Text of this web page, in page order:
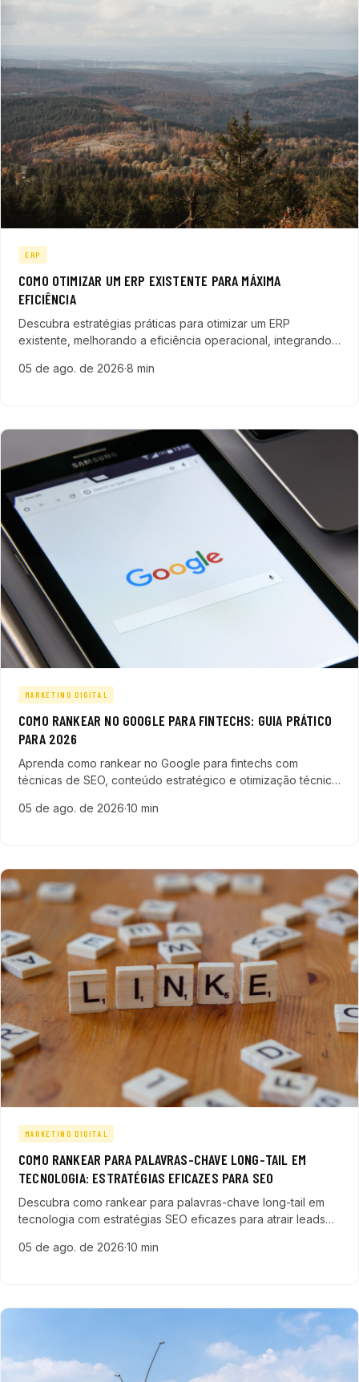
ERP
COMO OTIMIZAR UM ERP EXISTENTE PARA MÁXIMA
EFICIÊNCIA
Descubra estratégias práticas para otimizar um ERP
existente, melhorando a eficiência operacional, integrando
setor de tecnologia.
05 de ago. de 2026·8 min
MARKETING DIGITAL
COMO RANKEAR NO GOOGLE PARA FINTECHS: GUIA PRÁTICO
PARA 2026
Aprenda como rankear no Google para fintechs com
técnicas de SEO, conteúdo estratégico e otimização técnica
05 de ago. de 2026·10 min
MARKETING DIGITAL
COMO RANKEAR PARA PALAVRAS-CHAVE LONG-TAIL EM
TECNOLOGIA: ESTRATÉGIAS EFICAZES PARA SEO
Descubra como rankear para palavras-chave long-tail em
tecnologia com estratégias SEO eficazes para atrair leads
B2B.
05 de ago. de 2026·10 min